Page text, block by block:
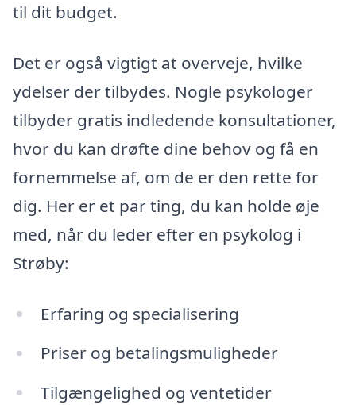
til dit budget.
Det er også vigtigt at overveje, hvilke
ydelser der tilbydes. Nogle psykologer
tilbyder gratis indledende konsultationer,
hvor du kan drøfte dine behov og få en
fornemmelse af, om de er den rette for
dig. Her er et par ting, du kan holde øje
med, når du leder efter en psykolog i
Strøby:
Erfaring og specialisering
Priser og betalingsmuligheder
Tilgængelighed og ventetider